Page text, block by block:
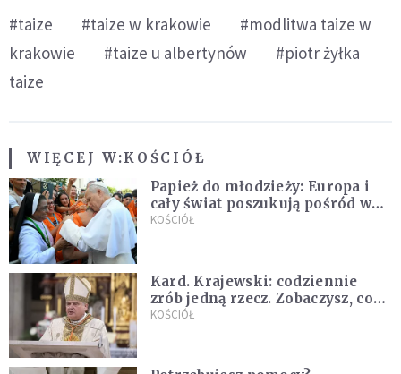
#taize #taize w krakowie
#modlitwa taize w
krakowie
#taize u albertynów
#piotr żyłka
taize
WIĘCEJ W:KOŚCIÓŁ
Papież do młodzieży: Europa i
cały świat poszukują pośród was
nowych świętych
KOŚCIÓŁ
Kard. Krajewski: codziennie
zrób jedną rzecz. Zobaczysz, co
stanie się z twoim życiem
KOŚCIÓŁ